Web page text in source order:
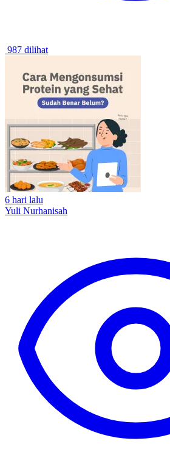
987 dilihat
6 hari lalu
Yuli Nurhanisah